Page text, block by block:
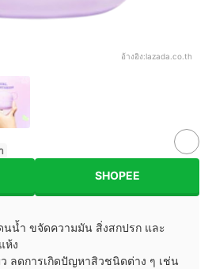
อ้างอิง:lazada.co.th
SHOPEE
นน้ำ ขจัดความมัน สิ่งสกปรก และ
ห้ง
ลดการเกิดปัญหาสิวชนิดต่าง ๆ เช่น